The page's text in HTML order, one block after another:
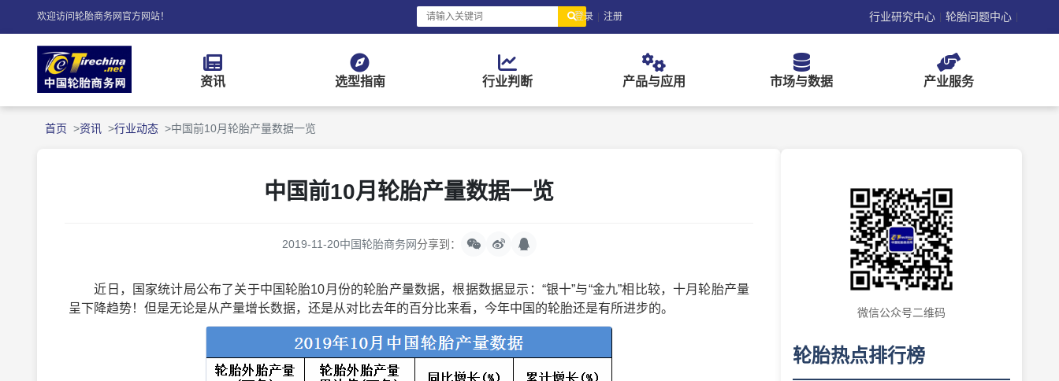
欢迎访问轮胎商务网官方网站！ 登录 | 注册 行业研究中心 | 轮胎问题中心 |
资讯 选型指南 行业判断 产品与应用 市场与数据 产业服务
首页 资讯 行业动态 中国前10月轮胎产量数据一览
中国前10月轮胎产量数据一览
2019-11-20中国轮胎商务网分享到：
近日，国家统计局公布了关于中国轮胎10月份的轮胎产量数据，根据数据显示：“银十”与“金九”相比较，十月轮胎产量
呈下降趋势！但是无论是从产量增长数据，还是从对比去年的百分比来看，今年中国的轮胎还是有所进步的。
微信公众号二维码
轮胎热点排行榜